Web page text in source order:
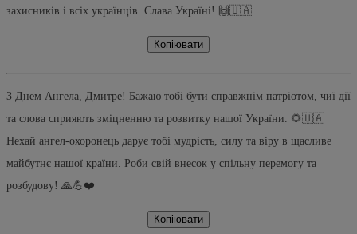
захисників і всіх українців. Слава Україні! 🙌🇺🇦
Копіювати
З Днем Ангела, Дмитре! Бажаю тобі бути справжнім патріотом, чиї дії
та слова сприяють зміцненню та розвитку нашої України. 🌻🇺🇦
Нехай ангел-охоронець дарує тобі мудрість, силу та віру в щасливе
майбутнє нашої країни. Роби свій внесок у спільну перемогу та
розбудову! 🙏💪❤️
Копіювати